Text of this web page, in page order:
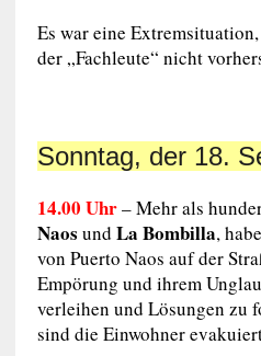
Es war eine
der „Fachleute“ nicht
Sonntag, der 18.
14.00 Uhr– Mehr als
Naos und La Bombilla,
von Puerto Naos auf der
Empörung und ihrem
verleihen und Lösungen zu
sind die Einwohner